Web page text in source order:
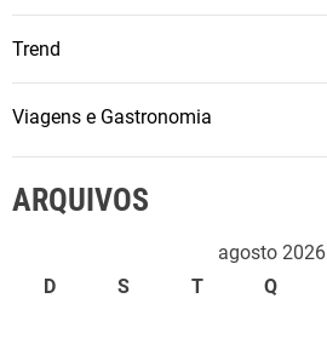
Trend
Viagens e Gastronomia
ARQUIVOS
agosto 2026
D
S T Q